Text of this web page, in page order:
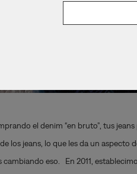
el denim “en bruto”, tus
los jeans, lo que les da un
cambiando eso. En 2011,